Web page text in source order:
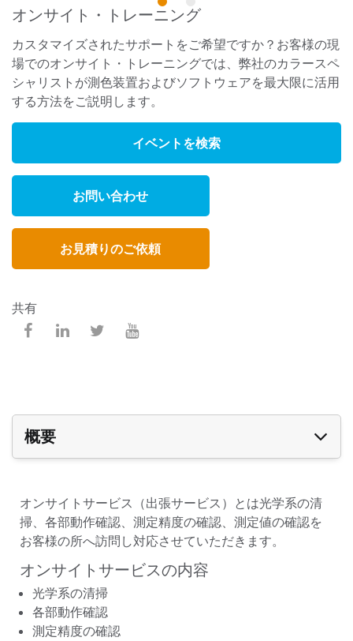
1 2
オンサイト・トレーニング
カスタマイズされたサポートをご希望ですか？お客様の現
場でのオンサイト・トレーニングでは、弊社のカラースペ
シャリストが測色装置およびソフトウェアを最大限に活用
する方法をご説明します。
イベントを検索
お問い合わせ
お見積りのご依頼
共有
概要
オンサイトサービス（出張サービス）とは光学系の清
掃、各部動作確認、測定精度の確認、測定値の確認を
お客様の所へ訪問し対応させていただきます。
オンサイトサービスの内容
光学系の清掃
各部動作確認
測定精度の確認